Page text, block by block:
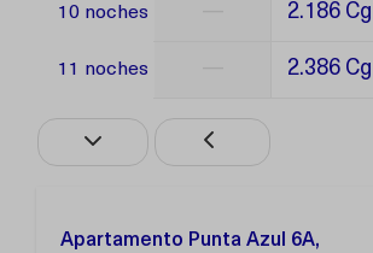
10 noches 2.186 Cg
11 noches 2.386 Cg
Apartamento Punta Azul 6A,